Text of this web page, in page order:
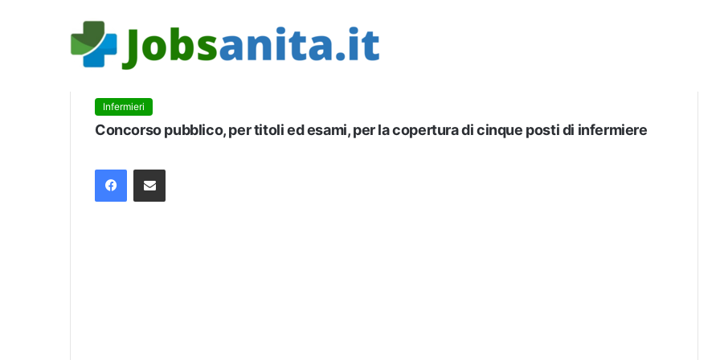
Infermieri
Concorso pubblico, per titoli ed esami, per la copertura di cinque posti di infermiere
FacebookCondividi via mail